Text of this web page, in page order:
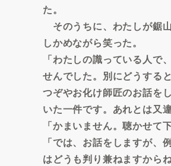
た。
そのうちに、わたしが鋸
しかめながら笑った。
「わたしの識っている人で
せんでした。別にどうする
つぞやお化け師匠のお話を
いた一件です。あれとは又
「かまいません。聴かせて
「では、お話をしますが
はどうも判り兼ねますから